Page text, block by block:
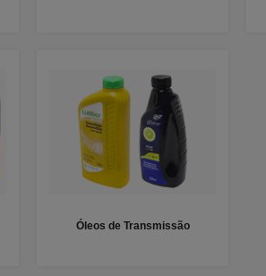
Óleos de Transmissão